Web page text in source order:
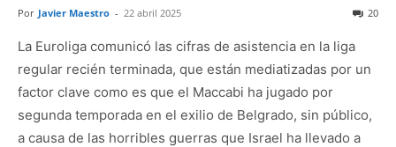
Por Javier Maestro - 22 abril 2025 20
La Euroliga comunicó las cifras de asistencia en la liga
regular recién terminada, que están mediatizadas por un
factor clave como es que el Maccabi ha jugado por
segunda temporada en el exilio de Belgrado, sin público,
a causa de las horribles guerras que Israel ha llevado a